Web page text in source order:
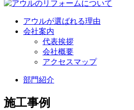
アウルが選ばれる理由
会社案内
代表挨拶
会社概要
アクセスマップ
部門紹介
施工事例